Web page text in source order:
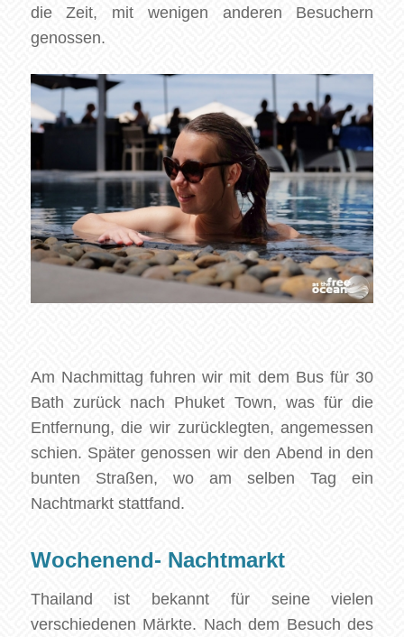
die Zeit, mit wenigen anderen Besuchern
genossen.
Am Nachmittag fuhren wir mit dem Bus für 30
Bath zurück nach Phuket Town, was für die
Entfernung, die wir zurücklegten, angemessen
schien. Später genossen wir den Abend in den
bunten Straßen, wo am selben Tag ein
Nachtmarkt stattfand.
Wochenend- Nachtmarkt
Thailand ist bekannt für seine vielen
verschiedenen Märkte. Nach dem Besuch des